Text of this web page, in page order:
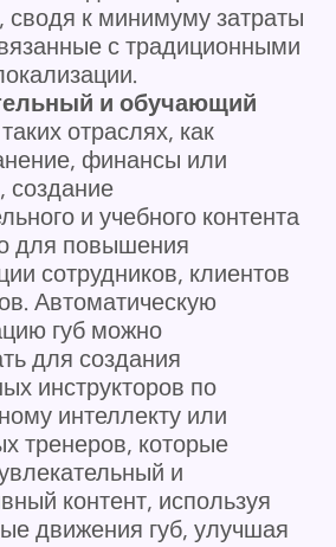
сводя к минимуму затраты
с традиционными
и обучающий
отраслях, как
финансы или
создание
и учебного контента
для повышения
сотрудников, клиентов
Автоматическую
губ можно
для создания
инструкторов по
интеллекту или
тренеров, которые
и
контент, используя
движения губ, улучшая